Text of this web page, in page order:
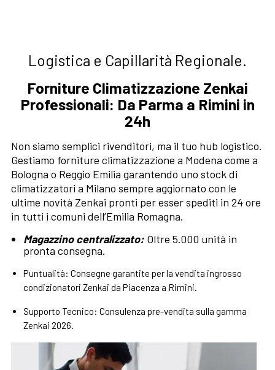
Logistica e Capillarità Regionale.
Forniture Climatizzazione Zenkai
Professionali: Da Parma a Rimini in
24h
Non siamo semplici rivenditori, ma il tuo hub logistico.
Gestiamo forniture climatizzazione a Modena come a
Bologna o Reggio Emilia garantendo uno stock di
climatizzatori a Milano sempre aggiornato con le
ultime novità Zenkai pronti per esser spediti in 24 ore
in tutti i comuni dell’Emilia Romagna.
Magazzino centralizzato: Oltre 5.000 unità in
pronta consegna.
Puntualità: Consegne garantite per la vendita ingrosso
condizionatori Zenkai da Piacenza a Rimini.
Supporto Tecnico: Consulenza pre-vendita sulla gamma
Zenkai 2026.